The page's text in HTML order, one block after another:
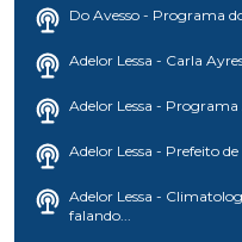
Do Avesso - Programa
Adelor Lessa - Carla
Adelor Lessa -
Adelor Lessa - Prefeito
Adelor Lessa -
falando...